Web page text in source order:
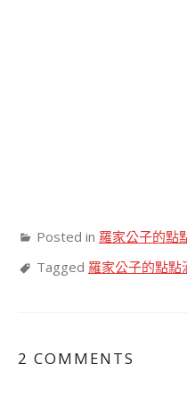
Posted in 羅家公子的點
Tagged 羅家公子的點
2 COMMENTS